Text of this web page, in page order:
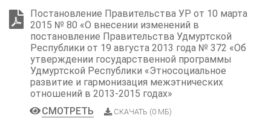
Постановление Правительства УР от 10 марта
2015 № 80 «О внесении изменений в
постановление Правительства Удмуртской
Республики от 19 августа 2013 года № 372 «Об
утверждении государственной программы
Удмуртской Республики «Этносоциальное
развитие и гармонизация межэтнических
отношений в 2013-2015 годах»
СМОТРЕТЬ
СКАЧАТЬ (0 МБ)